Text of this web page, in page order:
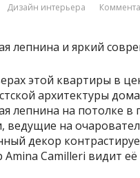
Дизайн интерьера
этой квартиры в
архитектуры
лепнина на потолке в
ведущие на
декор
Amina Camilleri видит